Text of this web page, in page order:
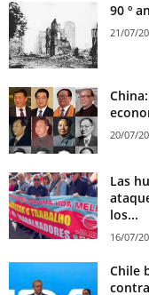
90 º
21/07/
20/07/
Las
los...
16/07/
Chile